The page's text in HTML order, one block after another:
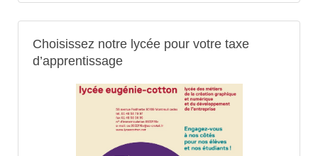
Choisissez notre lycée pour votre taxe
d’apprentissage